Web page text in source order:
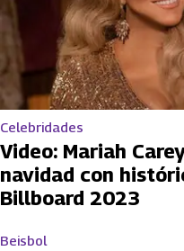
Celebridades
Video: Mariah
navidad con
Billboard 2023
Beisbol